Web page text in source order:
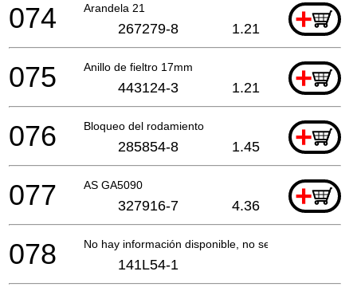
Arandela 21 +
074 267279-8 1.21
Anillo de fieltro 17mm +
075 443124-3 1.21
Bloqueo del rodamiento +
076 285854-8 1.45
AS GA5090 +
077 327916-7 4.36
No hay información disponible, no se puede pedir
078 141L54-1